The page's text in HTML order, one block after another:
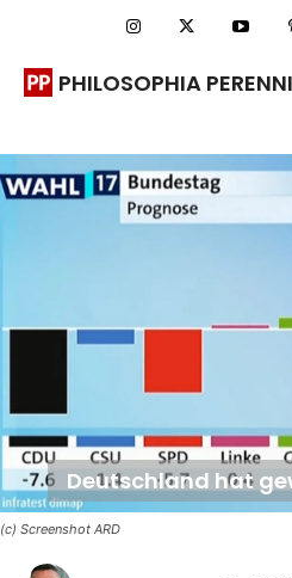
PHILOSOPHIA
(c) Screenshot ARD
Deutschland hat